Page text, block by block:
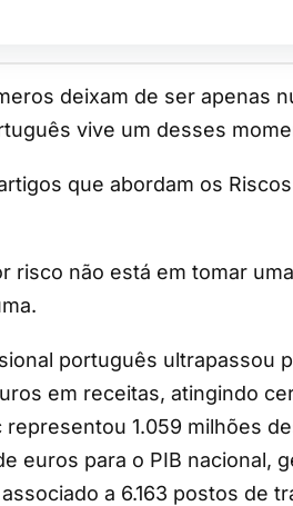
vive um desses
que abordam os
risco não está em tomar
português ultrapassou
em receitas, atingindo
1.059 milhões
euros para o PIB nacional,
a 6.163 postos de